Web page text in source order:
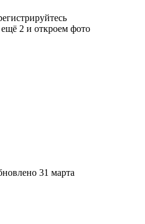
2 и откроем фото
31 марта